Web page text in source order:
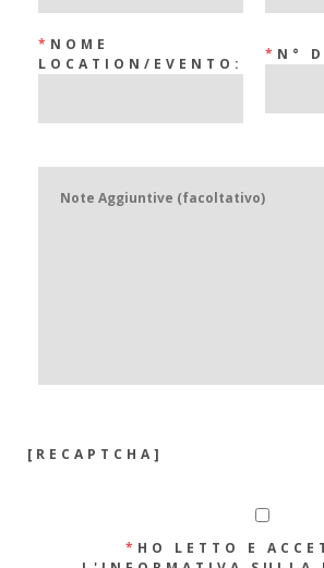
* NOME
LOCATION/EVENTO:
* N°
[RECAPTCHA]
* HO LETTO E